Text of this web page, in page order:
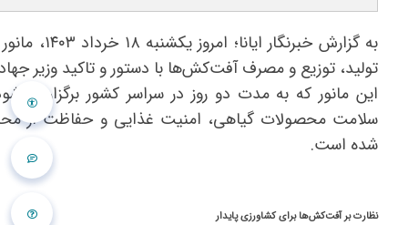
به گزارش خبرنگار
تولید، توزیع و مصرف آفت‌کش‌ها با دستور و تاکید وزیر
این مانور که به مدت دو روز در سراسر کشور برگزار
سلامت محصولات گیاهی، امنیت غذایی و حفاظت از
شده است.
نظارت بر آفت‌کش‌ها برای کشاورزی پایدار